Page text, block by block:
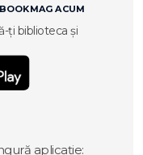
ACUM
ți biblioteca și
aplicație: